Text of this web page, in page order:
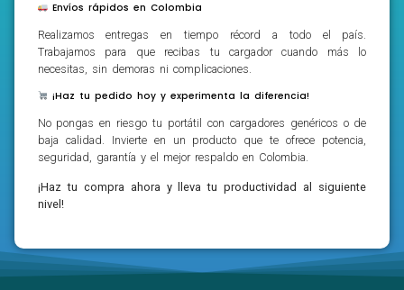
Envíos rápidos en Colombia
Realizamos entregas en tiempo récord a todo el país.
Trabajamos para que recibas tu cargador cuando más lo
necesitas, sin demoras ni complicaciones.
¡Haz tu pedido hoy y experimenta la diferencia!
No pongas en riesgo tu portátil con cargadores genéricos o de
baja calidad. Invierte en un producto que te ofrece potencia,
seguridad, garantía y el mejor respaldo en Colombia.
¡Haz tu compra ahora y lleva tu productividad al siguiente
nivel!